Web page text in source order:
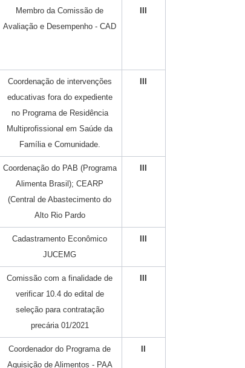
Membro da Comissão de
Avaliação e Desempenho - CAD
Coordenação de intervenções
educativas fora do expediente
no Programa de Residência
Multiprofissional em Saúde da
Família e Comunidade.
Coordenação do PAB (Programa
Alimenta Brasil); CEARP
(Central de Abastecimento do
Alto Rio Pardo
Cadastramento Econômico
JUCEMG
Comissão com a finalidade de
verificar 10.4 do edital de
seleção para contratação
precária 01/2021
Coordenador do Programa de
Aquisição de Alimentos - PAA